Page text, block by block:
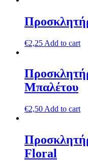
€2,25 Add to cart
Μπαλέτου
€2,50 Add to cart
Floral